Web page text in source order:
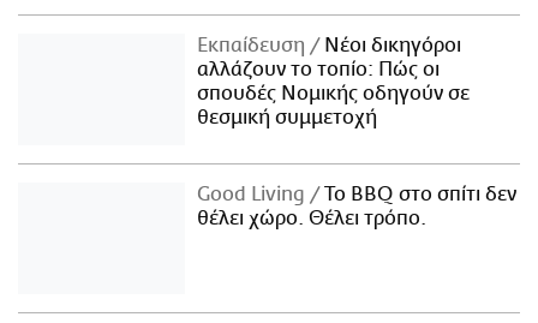
Εκπαίδευση
Νέοι δικηγόροι
αλλάζουν το τοπίο: Πώς οι
σπουδές Νομικής οδηγούν σε
θεσμική συμμετοχή
Good Living
Το BBQ στο σπίτι δεν
θέλει χώρο. Θέλει τρόπο.